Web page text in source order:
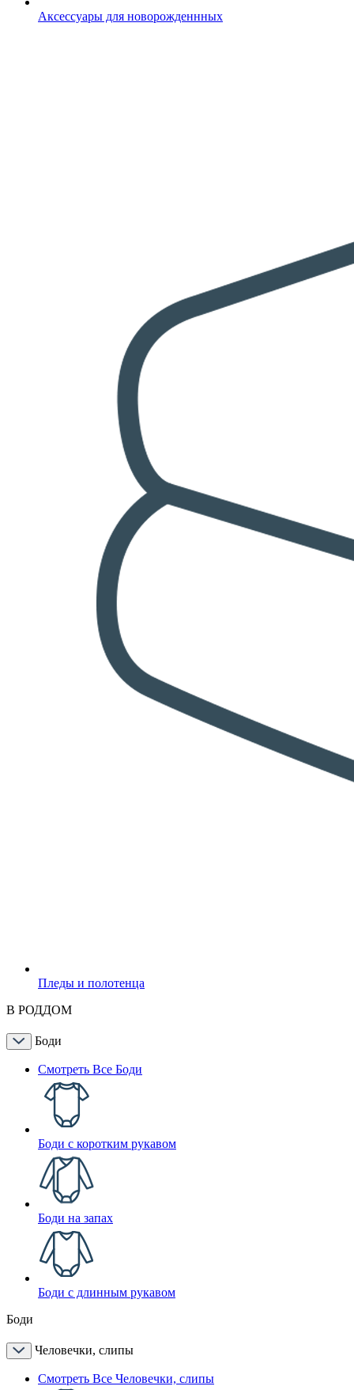
Аксессуары для новорожденнных
Пледы и полотенца
В РОДДОМ
Боди
Смотреть Все Боди
Боди с коротким рукавом
Боди на запах
Боди с длинным рукавом
Боди
Человечки, слипы
Смотреть Все Человечки, слипы